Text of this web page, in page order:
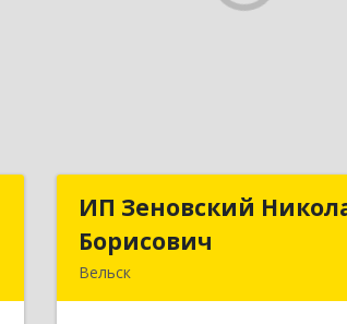
ИП Зеновский
Борисович
Вельск
ИП Зеновский